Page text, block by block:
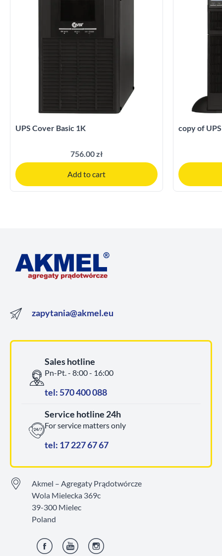
UPS Cover Basic 1K
756.00 zł
Add to cart
copy of
zapytania@akmel.eu
Sales hotline
Pn-Pt. - 8:00 - 16:00
tel: 570 400 088
Service hotline 24h
For service matters only
tel: 17 227 67 67
Akmel – Agregaty Prądotwórcze
Wola Mielecka 369c
39-300 Mielec
Poland